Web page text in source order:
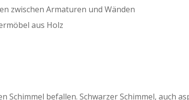
zwischen Armaturen und Wänden
aus Holz
Schimmel befallen. Schwarzer Schimmel, auch